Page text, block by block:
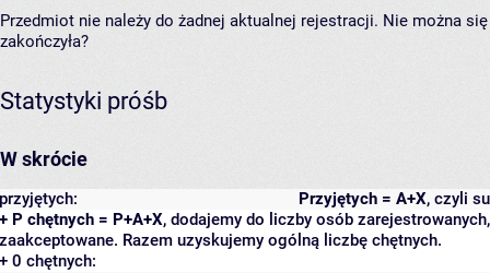
Przedmiot nie należy do żadnej aktualnej rejestracji. Nie można
zakończyła?
Statystyki próśb
W skrócie
Przyjętych = A+X, czyli
przyjętych:
+ P chętnych = P+A+X, dodajemy do liczby osób
zaakceptowane. Razem uzyskujemy ogólną liczbę chętnych.
+ 0 chętnych: